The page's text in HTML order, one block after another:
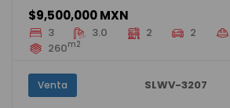
$9,500,000 MXN
3 3.0 2 2
260m2
Venta SLWV-3207